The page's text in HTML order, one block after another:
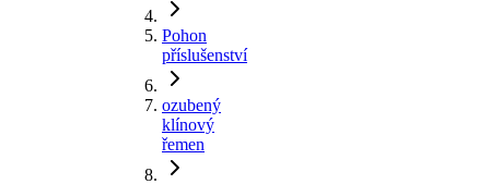
Pohon
příslušenství
ozubený
klínový
řemen